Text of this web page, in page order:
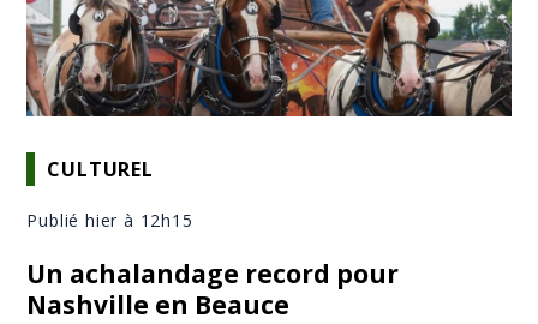
CULTUREL
Publié hier à 12h15
Un achalandage record pour
Nashville en Beauce